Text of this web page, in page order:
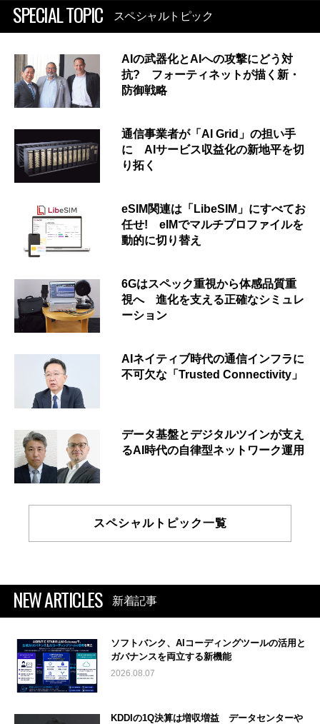
SPECIAL TOPIC スペシャルトピック
AIの武器化とAIへの攻撃にどう対
抗? フォーティネットが描く新・
防御戦略
通信事業者が「AI Grid」の担い手
に AIサービス収益化の新地平を切
り拓く
eSIM関連は「LibeSIM」にすべてお
任せ! eIMでマルチプロファイルを
動的に切り替え
6Gはスペック重視から体感品質重
視へ 進化を支える正確なシミュレ
ーション
AIネイティブ時代の通信インフラに
不可欠な「Trusted Connectivity」
データ基盤とデジタルツインが支え
るAI時代の自律型ネットワーク運用
スペシャルトピック一覧
NEW ARTICLES 新着記事
ソフトバンク、AIコーディングツールの活用と
ガバナンスを両立する新機能
2026.08.07
KDDIの1Q決算は増収増益 データセンターや